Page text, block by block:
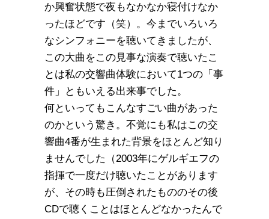
か興奮状態で夜もなかなか寝付けなか
ったほどです（笑）。今までいろいろ
なシンフォニーを聴いてきましたが、
この大曲をこの見事な演奏で聴いたこ
とは私の交響曲体験において1つの「事
件」ともいえる出来事でした。
何といってもこんなすごい曲があった
のかという驚き。不覚にも私はこの交
響曲4番が生まれた背景をほとんど知り
ませんでした（2003年にゲルギエフの
指揮で一度だけ聴いたことがあります
が、その時も圧倒されたもののその後
CDで聴くことはほとんどなかったんで